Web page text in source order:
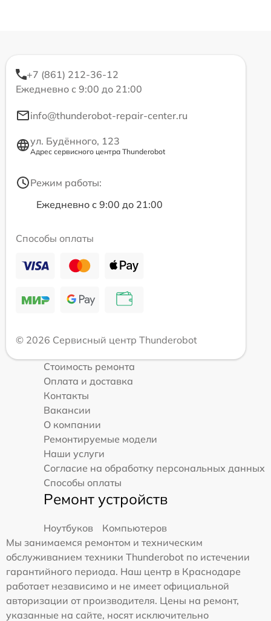
+7 (861) 212-36-12
Ежедневно с 9:00 до 21:00
info@thunderobot-repair-center.ru
ул. Будённого, 123
Адрес сервисного центра Thunderobot
Режим работы:
Ежедневно с 9:00 до 21:00
Способы оплаты
© 2026 Сервисный центр Thunderobot
Стоимость ремонта
Оплата и доставка
Контакты
Вакансии
О компании
Ремонтируемые модели
Наши услуги
Согласие на обработку персональных данных
Способы оплаты
Ремонт устройств
Ноутбуков
Компьютеров
Мы занимаемся ремонтом и техническим
обслуживанием техники Thunderobot по истечении
гарантийного периода. Наш центр в Краснодаре
работает независимо и не имеет официальной
авторизации от производителя. Цены на ремонт,
указанные на сайте, носят исключительно